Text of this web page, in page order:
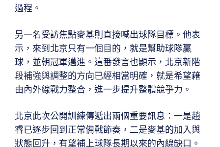
過程。
另一名受訪焦點麥基則直接喊出球隊目標。他表
示，來到北京只有一個目的，就是幫助球隊贏
球，並朝冠軍邁進。這番發言也顯示，北京新階
段補強與調整的方向已經相當明確，就是希望藉
由內外線戰力整合，進一步提升整體競爭力。
北京此次公開訓練傳遞出兩個重要訊息：一是趙
睿已逐步回到正常備戰節奏，二是麥基的加入與
狀態回升，有望補上球隊長期以來的內線缺口。